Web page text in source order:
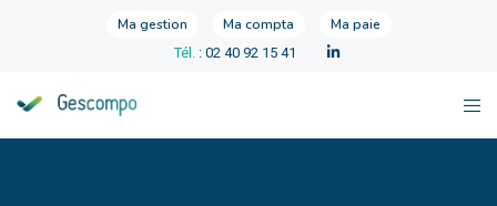
Ma gestion Ma compta Ma paie
Tél. : 02 40 92 15 41